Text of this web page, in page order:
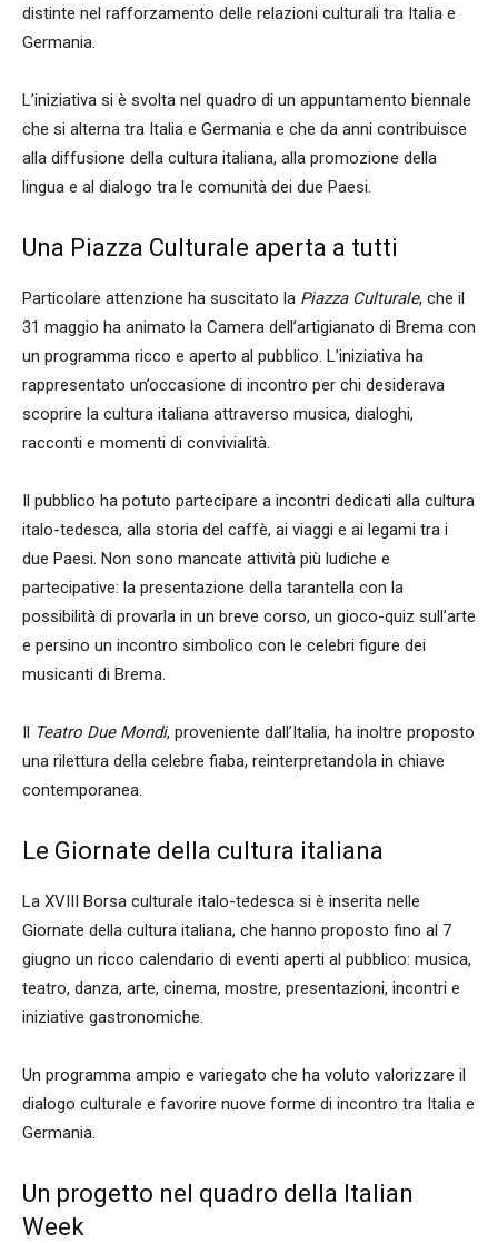
distinte nel rafforzamento delle relazioni culturali tra Italia e
Germania.
L’iniziativa si è svolta nel quadro di un appuntamento biennale
che si alterna tra Italia e Germania e che da anni contribuisce
alla diffusione della cultura italiana, alla promozione della
lingua e al dialogo tra le comunità dei due Paesi.
Una Piazza Culturale aperta a tutti
Particolare attenzione ha suscitato la Piazza Culturale, che il
31 maggio ha animato la Camera dell’artigianato di Brema con
un programma ricco e aperto al pubblico. L’iniziativa ha
rappresentato un’occasione di incontro per chi desiderava
scoprire la cultura italiana attraverso musica, dialoghi,
racconti e momenti di convivialità.
Il pubblico ha potuto partecipare a incontri dedicati alla cultura
italo-tedesca, alla storia del caffè, ai viaggi e ai legami tra i
due Paesi. Non sono mancate attività più ludiche e
partecipative: la presentazione della tarantella con la
possibilità di provarla in un breve corso, un gioco-quiz sull’arte
e persino un incontro simbolico con le celebri figure dei
musicanti di Brema.
Il Teatro Due Mondi, proveniente dall’Italia, ha inoltre proposto
una rilettura della celebre fiaba, reinterpretandola in chiave
contemporanea.
Le Giornate della cultura italiana
La XVIII Borsa culturale italo-tedesca si è inserita nelle
Giornate della cultura italiana, che hanno proposto fino al 7
giugno un ricco calendario di eventi aperti al pubblico: musica,
teatro, danza, arte, cinema, mostre, presentazioni, incontri e
iniziative gastronomiche.
Un programma ampio e variegato che ha voluto valorizzare il
dialogo culturale e favorire nuove forme di incontro tra Italia e
Germania.
Un progetto nel quadro della Italian
Week